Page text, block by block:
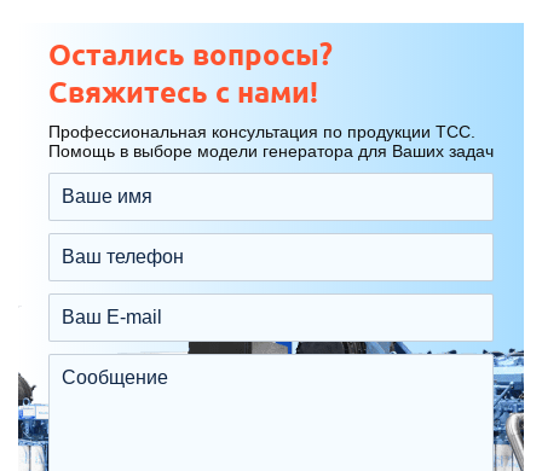
Остались вопросы?
Свяжитесь с нами!
Профессиональная консультация по продукции ТСС.
Помощь в выборе модели генератора для Ваших задач